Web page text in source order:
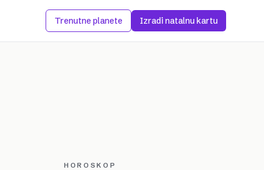
Trenutne planete Izradi natalnu kartu
HOROSKOP